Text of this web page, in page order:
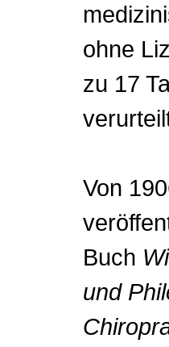
ohne
zu 17
Von
Buch
und